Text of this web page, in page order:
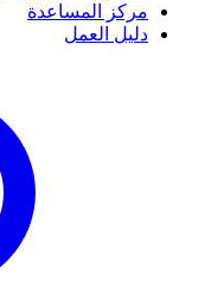
مركز المساعدة
دليل العمل